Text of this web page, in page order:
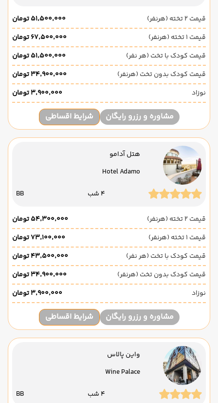
قیمت 2 تخته (هرنفر)
۵۱٬۵۰۰٬۰۰۰ تومان
قیمت 1 تخته (هرنفر)
۶۷٬۵۰۰٬۰۰۰ تومان
قیمت کودک با تخت (هر نفر)
۵۱٬۵۰۰٬۰۰۰ تومان
قیمت کودک بدون تخت (هرنفر)
۳۴٬۹۰۰٬۰۰۰ تومان
نوزاد
۳٬۹۰۰٬۰۰۰ تومان
مشاوره و رزرو رایگان شرایط اقساطی
هتل آدامو
Hotel Adamo
4 شب BB
قیمت 2 تخته (هرنفر)
۵۴٬۳۰۰٬۰۰۰ تومان
قیمت 1 تخته (هرنفر)
۷۳٬۱۰۰٬۰۰۰ تومان
قیمت کودک با تخت (هر نفر)
۴۳٬۵۰۰٬۰۰۰ تومان
قیمت کودک بدون تخت (هرنفر)
۳۴٬۹۰۰٬۰۰۰ تومان
نوزاد
۳٬۹۰۰٬۰۰۰ تومان
مشاوره و رزرو رایگان شرایط اقساطی
واین پالاس
Wine Palace
4 شب BB